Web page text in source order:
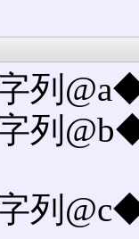
列
列
列